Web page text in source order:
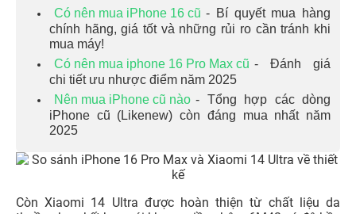
Có nên mua iPhone 16 cũ - Bí quyết mua hàng
chính hãng, giá tốt và những rủi ro cần tránh khi
mua máy!
Có nên mua iphone 16 Pro Max cũ - Đánh giá
chi tiết ưu nhược điểm năm 2025
Nên mua iPhone cũ nào - Tổng hợp các dòng
iPhone cũ (Likenew) còn đáng mua nhất năm
2025
Còn Xiaomi 14 Ultra được hoàn thiện từ chất liệu da